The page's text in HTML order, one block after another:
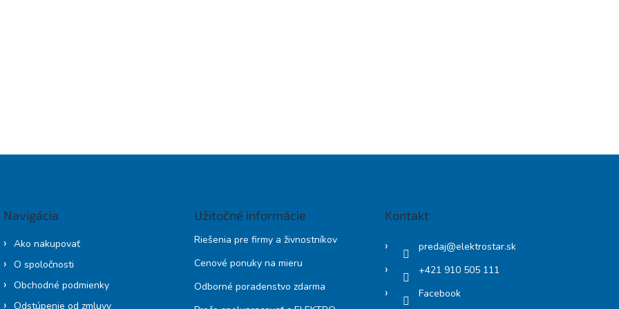
Navigácia
Ako nakupovať
O spoločnosti
Obchodné podmienky
Odstúpenie od zmluvy
Užitočné informácie
Riešenia pre firmy a živnostníkov
Cenové ponuky na mieru
Odborné poradenstvo zdarma
Kontakt
predaj@elektrostar.sk
+421 910 505 111
Facebook